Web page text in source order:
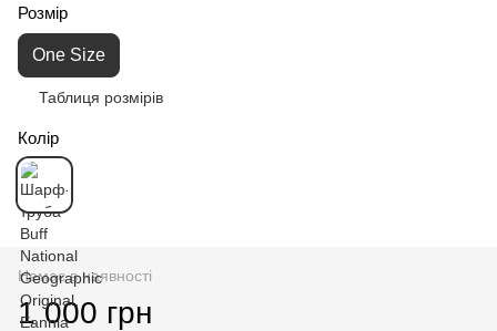
Розмір
One Size
Таблиця розмірів
Колір
Немає в наявності
1 000 грн